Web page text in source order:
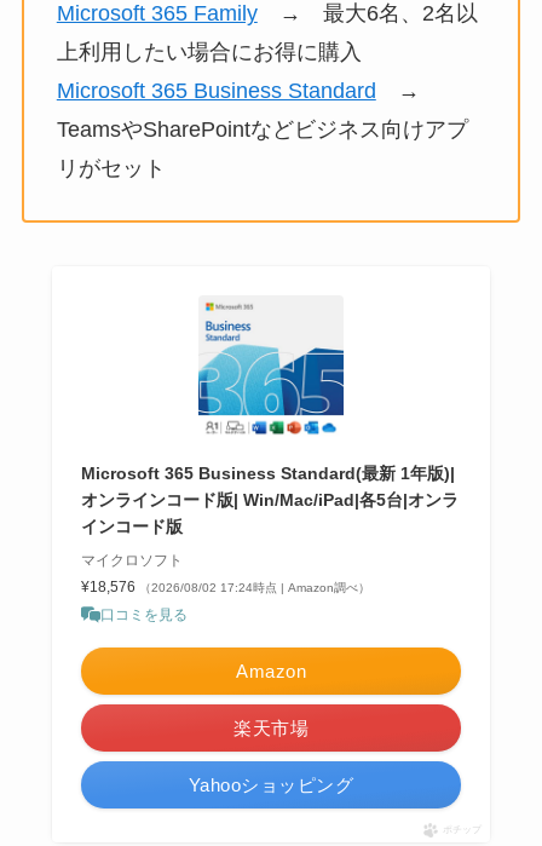
Microsoft 365 Family→ 最大6名、2名以
上利用したい場合にお得に購入
Microsoft 365 Business Standard →
TeamsやSharePointなどビジネス向けアプ
リがセット
Microsoft 365 Business Standard(最新 1年版)|
オンラインコード版| Win/Mac/iPad|各5台|オンラ
インコード版
マイクロソフト
¥18,576
（2026/08/02 17:24時点 | Amazon調べ）
口コミを見る
Amazon
楽天市場
Yahooショッピング
ポチップ